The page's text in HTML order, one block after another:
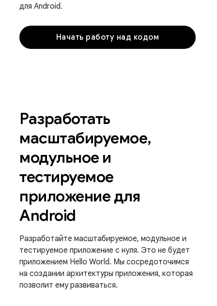
для Android.
Начать работу над кодом
Разработать
масштабируемое,
модульное и
тестируемое
приложение для
Android
Разработайте масштабируемое, модульное и
тестируемое приложение с нуля. Это не будет
приложением Hello World. Мы сосредоточимся
на создании архитектуры приложения, которая
позволит ему развиваться.